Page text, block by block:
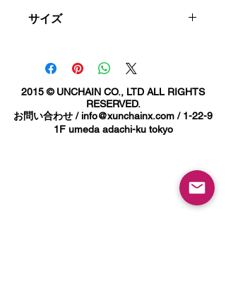
サイズ
2015 © UNCHAIN CO., LTD ALL RIGHTS
RESERVED.
お問い合わせ / info@xunchainx.com/ 1-22-9
1F umeda adachi-ku tokyo